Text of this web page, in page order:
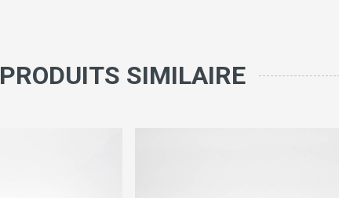
PRODUITS SIMILAIRE